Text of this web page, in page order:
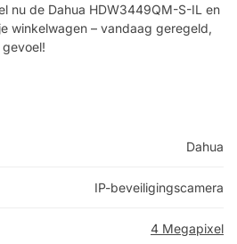
nu de Dahua HDW3449QM-S-IL en
winkelwagen – vandaag geregeld,
Dahua
IP-beveiligingscamera
4 Megapixel